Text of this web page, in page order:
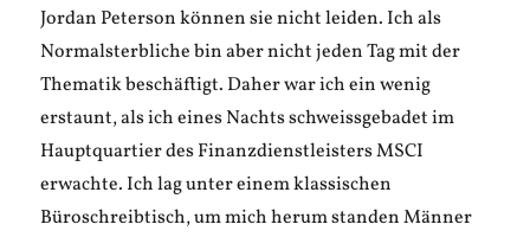
Jordan Peterson können sie nicht leiden. Ich als
Normalsterbliche bin aber nicht jeden Tag mit der
Thematik beschäftigt. Daher war ich ein wenig
erstaunt, als ich eines Nachts schweissgebadet im
Hauptquartier des Finanzdienstleisters MSCI
erwachte. Ich lag unter einem klassischen
Büroschreibtisch, um mich herum standen Männer